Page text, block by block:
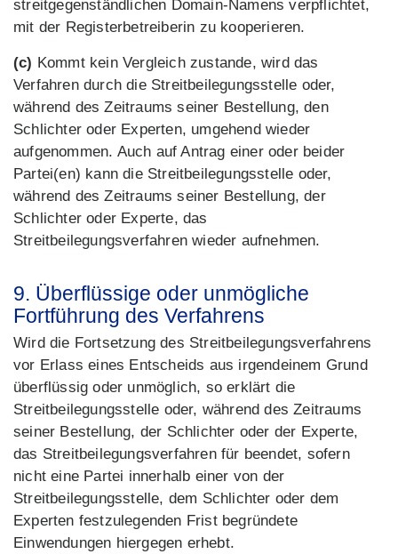
streitgegenständlichen Domain-Namens verpflichtet,
mit der Registerbetreiberin zu kooperieren.
(c) Kommt kein Vergleich zustande, wird das
Verfahren durch die Streitbeilegungsstelle oder,
während des Zeitraums seiner Bestellung, den
Schlichter oder Experten, umgehend wieder
aufgenommen. Auch auf Antrag einer oder beider
Partei(en) kann die Streitbeilegungsstelle oder,
während des Zeitraums seiner Bestellung, der
Schlichter oder Experte, das
Streitbeilegungsverfahren wieder aufnehmen.
9. Überflüssige oder unmögliche
Fortführung des Verfahrens
Wird die Fortsetzung des Streitbeilegungsverfahrens
vor Erlass eines Entscheids aus irgendeinem Grund
überflüssig oder unmöglich, so erklärt die
Streitbeilegungsstelle oder, während des Zeitraums
seiner Bestellung, der Schlichter oder der Experte,
das Streitbeilegungsverfahren für beendet, sofern
nicht eine Partei innerhalb einer von der
Streitbeilegungsstelle, dem Schlichter oder dem
Experten festzulegenden Frist begründete
Einwendungen hiergegen erhebt.